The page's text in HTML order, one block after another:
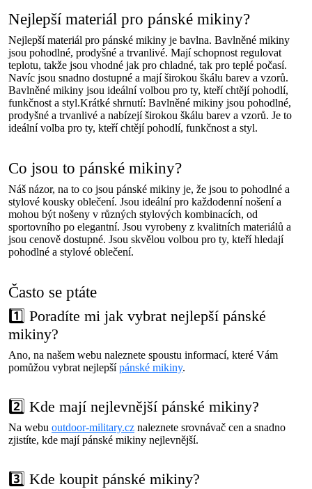
Nejlepší materiál pro pánské mikiny?
Nejlepší materiál pro pánské mikiny je bavlna. Bavlněné mikiny
jsou pohodlné, prodyšné a trvanlivé. Mají schopnost regulovat
teplotu, takže jsou vhodné jak pro chladné, tak pro teplé počasí.
Navíc jsou snadno dostupné a mají širokou škálu barev a vzorů.
Bavlněné mikiny jsou ideální volbou pro ty, kteří chtějí pohodlí,
funkčnost a styl.Krátké shrnutí: Bavlněné mikiny jsou pohodlné,
prodyšné a trvanlivé a nabízejí širokou škálu barev a vzorů. Je to
ideální volba pro ty, kteří chtějí pohodlí, funkčnost a styl.
Co jsou to pánské mikiny?
Náš názor, na to co jsou pánské mikiny je, že jsou to pohodlné a
stylové kousky oblečení. Jsou ideální pro každodenní nošení a
mohou být nošeny v různých stylových kombinacích, od
sportovního po elegantní. Jsou vyrobeny z kvalitních materiálů a
jsou cenově dostupné. Jsou skvělou volbou pro ty, kteří hledají
pohodlné a stylové oblečení.
Často se ptáte
1️⃣ Poradíte mi jak vybrat nejlepší pánské
mikiny?
Ano, na našem webu naleznete spoustu informací, které Vám
pomůžou vybrat nejlepšípánské mikiny.
2️⃣ Kde mají nejlevnější pánské mikiny?
Na webu outdoor-military.cz naleznete srovnávač cen a snadno
zjistíte, kde mají pánské mikiny nejlevnější.
3️⃣ Kde koupit pánské mikiny?